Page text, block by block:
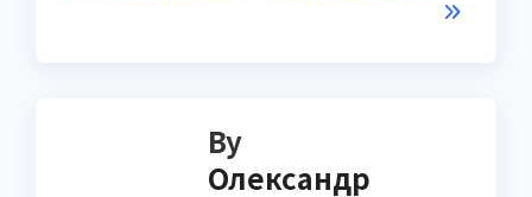
By
Олександр